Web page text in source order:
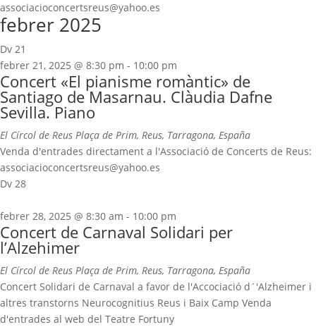
associacioconcertsreus@yahoo.es
febrer 2025
Dv 21
febrer 21, 2025 @ 8:30 pm - 10:00 pm
Concert «El pianisme romàntic» de
Santiago de Masarnau. Clàudia Dafne
Sevilla. Piano
El Círcol de Reus Plaça de Prim, Reus, Tarragona, España
Venda d'entrades directament a l'Associació de Concerts de Reus:
associacioconcertsreus@yahoo.es
Dv 28
febrer 28, 2025 @ 8:30 am - 10:00 pm
Concert de Carnaval Solidari per
l’Alzehimer
El Círcol de Reus Plaça de Prim, Reus, Tarragona, España
Concert Solidari de Carnaval a favor de l'Accociació d´'Alzheimer i
altres transtorns Neurocognitius Reus i Baix Camp Venda
d'entrades al web del Teatre Fortuny